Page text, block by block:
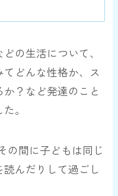
の生活について、
どんな性格か、ス
？など発達のこと
。
の間に子どもは同じ
んだりして過ごし